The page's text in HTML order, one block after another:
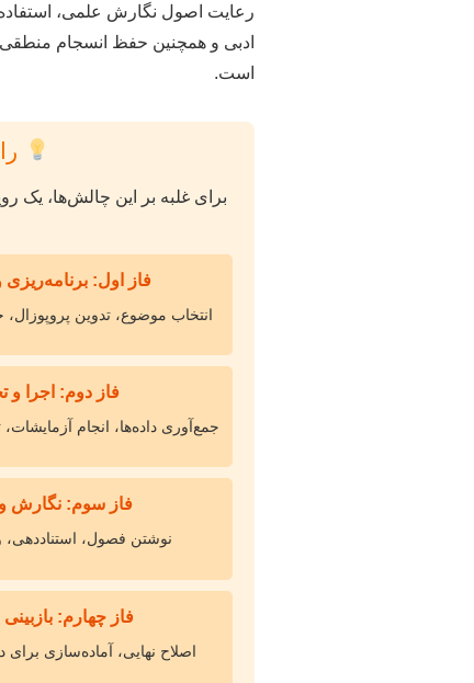
ادبی و همچنین حفظ انسجام منطقی
است.
برای غلبه بر این چالش‌ها، یک
فاز اول:
انتخاب موضوع، تدوین پروپوزال،
فاز دوم: اجرا و
جمع‌آوری داده‌ها، انجام آزمایشات،
فاز سوم: نگارش و
نوشتن فصول، استناددهی،
فاز چهارم:
اصلاح نهایی، آماده‌سازی برای